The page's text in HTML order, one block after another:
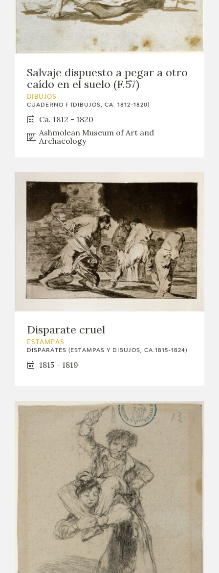
Salvaje dispuesto a pegar a otro
caído en el suelo (F.57)
DIBUJOS
CUADERNO F (DIBUJOS, CA. 1812-1820)
Ca. 1812 - 1820
Ashmolean Museum of Art and
Archaeology
Disparate cruel
ESTAMPAS
DISPARATES (ESTAMPAS Y DIBUJOS, CA.1815-1824)
1815 - 1819